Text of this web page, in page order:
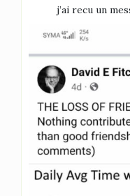
j’ai recu un